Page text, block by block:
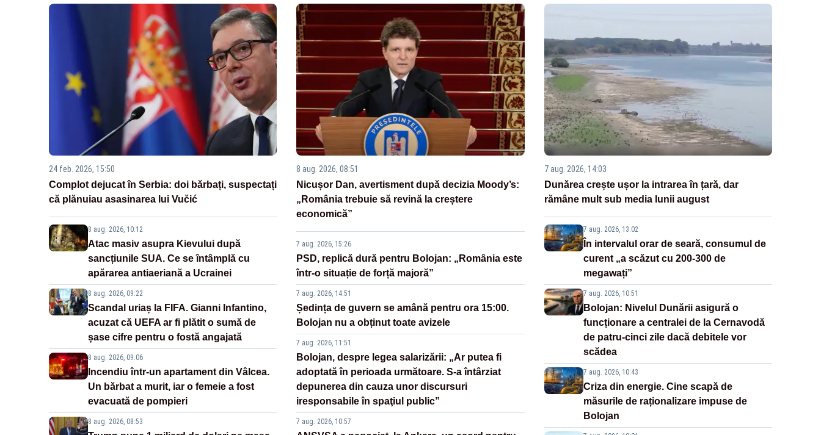
24 feb. 2026, 15:50
Complot dejucat în Serbia: doi bărbați, suspectați
că plănuiau asasinarea lui Vučić
8 aug. 2026, 10:12
Atac masiv asupra Kievului după
sancțiunile SUA. Ce se întâmplă cu
apărarea antiaeriană a Ucrainei
8 aug. 2026, 09:22
Scandal uriaș la FIFA. Gianni Infantino,
acuzat că UEFA ar fi plătit o sumă de
șase cifre pentru o fostă angajată
8 aug. 2026, 09:06
Incendiu într-un apartament din Vâlcea.
Un bărbat a murit, iar o femeie a fost
evacuată de pompieri
8 aug. 2026, 08:53
8 aug. 2026, 08:51
Nicușor Dan, avertisment după decizia Moody’s:
„România trebuie să revină la creștere
economică”
7 aug. 2026, 15:26
PSD, replică dură pentru Bolojan: „România este
într-o situație de forță majoră”
7 aug. 2026, 14:51
Ședința de guvern se amână pentru ora 15:00.
Bolojan nu a obținut toate avizele
7 aug. 2026, 11:51
Bolojan, despre legea salarizării: „Ar putea fi
adoptată în perioada următoare. S-a întârziat
depunerea din cauza unor discursuri
iresponsabile în spaţiul public”
7 aug. 2026, 10:57
7 aug. 2026, 14:03
Dunărea crește ușor la intrarea în țară, dar
rămâne mult sub media lunii august
7 aug. 2026, 13:02
În intervalul orar de seară, consumul de
curent „a scăzut cu 200-300 de
megawați”
7 aug. 2026, 10:51
Bolojan: Nivelul Dunării asigură o
funcționare a centralei de la Cernavodă
de patru-cinci zile dacă debitele vor
scădea
7 aug. 2026, 10:43
Criza din energie. Cine scapă de
măsurile de raționalizare impuse de
Bolojan